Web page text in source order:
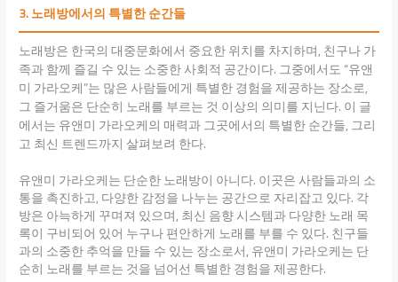
3. 노래방에서의 특별한 순간들
노래방은 한국의 대중문화에서 중요한 위치를 차지하며, 친구나 가
족과 함께 즐길 수 있는 소중한 사회적 공간이다. 그중에서도 “유앤
미 가라오케”는 많은 사람들에게 특별한 경험을 제공하는 장소로,
그 즐거움은 단순히 노래를 부르는 것 이상의 의미를 지닌다. 이 글
에서는 유앤미 가라오케의 매력과 그곳에서의 특별한 순간들, 그리
고 최신 트렌드까지 살펴보려 한다.
유앤미 가라오케는 단순한 노래방이 아니다. 이곳은 사람들과의 소
통을 촉진하고, 다양한 감정을 나누는 공간으로 자리잡고 있다. 각
방은 아늑하게 꾸며져 있으며, 최신 음향 시스템과 다양한 노래 목
록이 구비되어 있어 누구나 편안하게 노래를 부를 수 있다. 친구들
과의 소중한 추억을 만들 수 있는 장소로서, 유앤미 가라오케는 단
순히 노래를 부르는 것을 넘어선 특별한 경험을 제공한다.